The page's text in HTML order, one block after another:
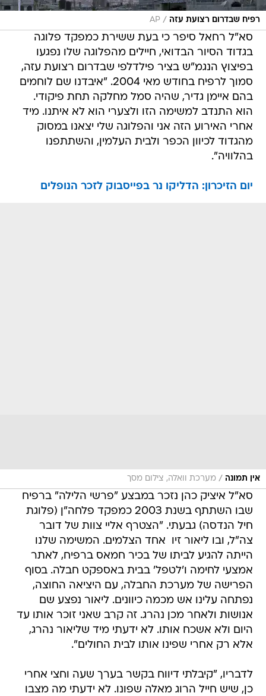
רפיח שבדרום רצועת עזה /
AP
סא"ל רחאל סיפר כי בעת ששירת כמפקד פלוגה
בגדוד הסיור הבדואי, חיילים מהפלוגה שלו נפגעו
בפיצוץ הנגמ"ש בציר פילדלפי שבדרום רצועת עזה,
סמוך לרפיח בחודש מאי 2004. "איבדנו שם לוחמים
בהם איימן גדיר, שהיה סמל מחלקה תחת פיקודי.
הוא התנדב למשימה הזו ולצערי הוא לא איתנו. מיד
אחרי האירוע הזה אני והפלוגה שלי יצאנו במסוק
מהגדוד לכיוון הכפר ולבית העלמין, והשתתפנו
בהלוויה".
יום הזיכרון: הדליקו נר בפייסבוק לזכר הנופלים
אין תמונה / מערכת וואלה, צילום מסך
סא"ל איציק כהן נזכר במבצע "פרשי הלילה" ברפיח
שבו השתתף בשנת 2003 כמפקד פלחה"ן (פלוגת
חיל הנדסה) גבעתי. "הצטרף אליי צוות של דובר
צה"ל, ובו ליאור זיו  אחד הצלמים. המשימה שלנו
הייתה להגיע לביתו של בכיר חמאס ברפיח, לאתר
אמצעי לחימה ו'לטפל' בבית באספקט חבלה. בסוף
הפרישה של מערכת החבלה, עם היציאה החוצה,
נפתחה עלינו אש מכמה כיוונים. ליאור נפצע שם
אנושות ולאחר מכן נהרג. זה קרב שאני זוכר אותו עד
היום ולא אשכח אותו. לא ידעתי מיד שליאור נהרג,
אלא רק אחרי שפינו אותו לבית החולים".
לדבריו, "קיבלתי דיווח בקשר בערך שעה וחצי אחרי
כן, שיש חייל הרוג מאלה שפונו. לא ידעתי מה מצבו